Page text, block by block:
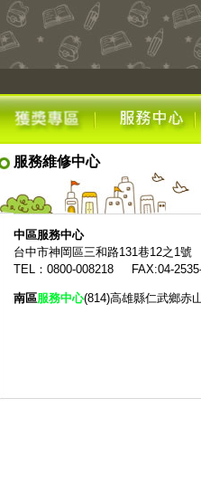
服務維修中心
中區服務中心
台中市神岡區三和路131巷12之1號
TEL：0800-008218 FAX:04-
南區服務中心(814)高雄縣仁武鄉赤